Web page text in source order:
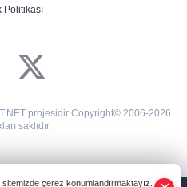
Politikası
projesidir Copyright© 2006-2026
saklıdır.
çerez konumlandırmaktayız.